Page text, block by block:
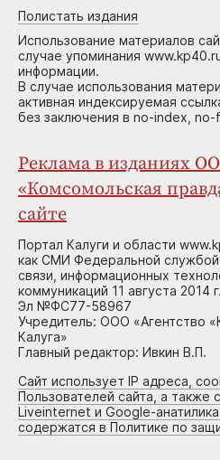
Полистать издания
Использование материалов
случае упоминания
информации.
В случае использования
активная индексируемая
без заключения в no-index, no-
Реклама в изданиях
«Комсомольская
сайте
Портал Калуги и области
как СМИ Федеральной
связи, информационных
коммуникаций 11 августа 2014
Эл №ФС77-58967
Учредитель: ООО «Агентство
Калуга»
Главный редактор: Ивкин В.П.
Сайт использует IP адреса,
Пользователей сайта, а также
Liveinternet и Google-
содержатся в Политике по